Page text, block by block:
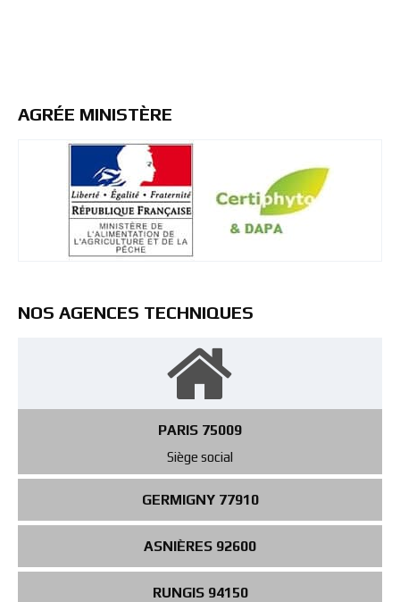
AGRÉE MINISTÈRE
NOS AGENCES TECHNIQUES
PARIS 75009
Siège social
GERMIGNY 77910
ASNIÈRES 92600
RUNGIS 94150